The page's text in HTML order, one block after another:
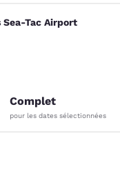
Tac
Tac Airport
Complet
pour les dates sélectionnées